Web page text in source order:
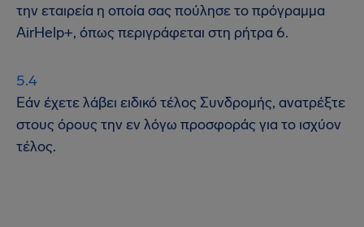
την εταιρεία η οποία σας πούλησε το πρόγραμμα
AirHelp+, όπως περιγράφεται στη ρήτρα 6.
Εάν έχετε λάβει ειδικό τέλος Συνδρομής, ανατρέξτε
στους όρους την εν λόγω προσφοράς για το ισχύον
τέλος.